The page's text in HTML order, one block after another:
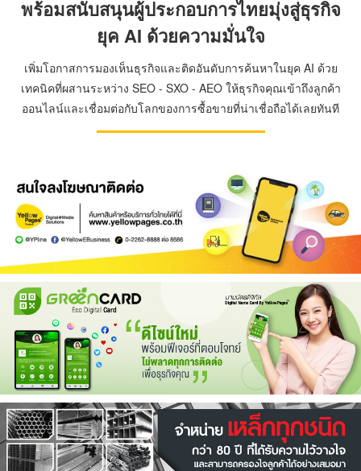
พร้อมสนับสนุนผู้ประกอบการไทยมุ่งสู่ธุรกิจ
ยุค AI ด้วยความมั่นใจ
เพิ่มโอกาสการมองเห็นธุรกิจและติดอันดับการค้นหาในยุค AI ด้วย
เทคนิคที่ผสานระหว่าง SEO - SXO - AEO ให้ธุรกิจคุณเข้าถึงลูกค้า
ออนไลน์และเชื่อมต่อกับโลกของการซื้อขายที่น่าเชื่อถือได้เลยทันที